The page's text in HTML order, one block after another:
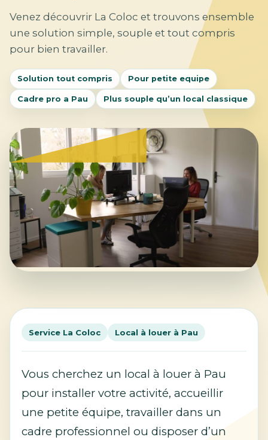
Venez découvrir La Coloc et trouvons ensemble
une solution simple, souple et tout compris
pour bien travailler.
Solution tout compris Pour petite equipe
Cadre pro a Pau Plus souple qu’un local classique
Service La Coloc Local à louer à Pau
Vous cherchez un local à louer à Pau
pour installer votre activité, accueillir
une petite équipe, travailler dans un
cadre professionnel ou disposer d’un